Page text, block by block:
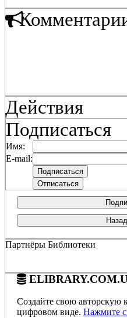
Действия
Подписаться
Имя:
E-mail:
Партнёры Библиотеки
Создайте свою авторскую
цифровом виде. Нажмите